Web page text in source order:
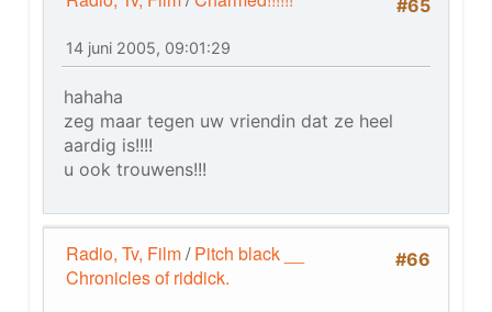
#65
14 juni 2005, 09:01:29
hahaha
zeg maar tegen uw vriendin dat ze heel
aardig is!!!!
u ook trouwens!!!
#66
Radio, Tv, Film/Pitch black __
Chronicles of riddick.